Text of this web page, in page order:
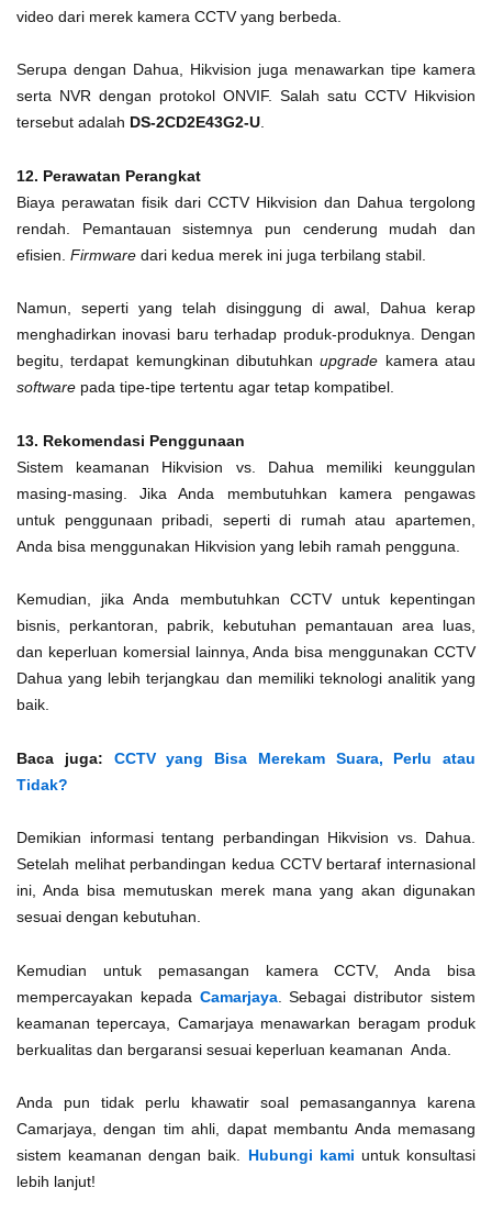
video dari merek kamera CCTV yang berbeda.
Serupa dengan Dahua, Hikvision juga menawarkan tipe kamera
serta NVR dengan protokol ONVIF. Salah satu CCTV Hikvision
tersebut adalah DS-2CD2E43G2-U.
12. Perawatan Perangkat
Biaya perawatan fisik dari CCTV Hikvision dan Dahua tergolong
rendah. Pemantauan sistemnya pun cenderung mudah dan
efisien. Firmware dari kedua merek ini juga terbilang stabil.
Namun, seperti yang telah disinggung di awal, Dahua kerap
menghadirkan inovasi baru terhadap produk-produknya. Dengan
begitu, terdapat kemungkinan dibutuhkanupgrade kamera atau
software pada tipe-tipe tertentu agar tetap kompatibel.
13. Rekomendasi Penggunaan
Sistem keamanan Hikvision vs. Dahua memiliki keunggulan
masing-masing. Jika Anda membutuhkan kamera pengawas
untuk penggunaan pribadi, seperti di rumah atau apartemen,
Anda bisa menggunakan Hikvision yang lebih ramah pengguna.
Kemudian, jika Anda membutuhkan CCTV untuk kepentingan
bisnis, perkantoran, pabrik, kebutuhan pemantauan area luas,
dan keperluan komersial lainnya, Anda bisa menggunakan CCTV
Dahua yang lebih terjangkau dan memiliki teknologi analitik yang
baik.
Baca juga: CCTV yang Bisa Merekam Suara, Perlu atau
Tidak?
Demikian informasi tentang perbandingan Hikvision vs. Dahua.
Setelah melihat perbandingan kedua CCTV bertaraf internasional
ini, Anda bisa memutuskan merek mana yang akan digunakan
sesuai dengan kebutuhan.
Kemudian untuk pemasangan kamera CCTV, Anda bisa
mempercayakan kepada Camarjaya. Sebagai distributor sistem
keamanan tepercaya, Camarjaya menawarkan beragam produk
berkualitas dan bergaransi sesuai keperluan keamanan Anda.
Anda pun tidak perlu khawatir soal pemasangannya karena
Camarjaya, dengan tim ahli, dapat membantu Anda memasang
sistem keamanan dengan baik. Hubungi kami untuk konsultasi
lebih lanjut!